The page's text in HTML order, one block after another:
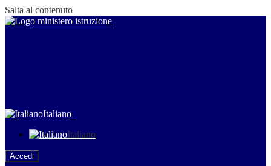
Salta al contenuto
Italiano
Italiano
Accedi